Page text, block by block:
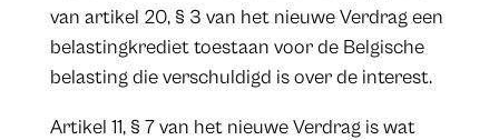
van artikel 20, § 3 van het nieuwe Verdrag een
belastingkrediet toestaan voor de Belgische
belasting die verschuldigd is over de interest.
Artikel 11, § 7 van het nieuwe Verdrag is wat